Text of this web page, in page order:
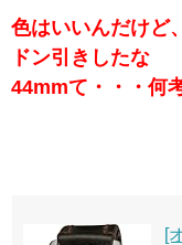
色はいいんだけど
ドン引きしたな
44mmて・・・何
[